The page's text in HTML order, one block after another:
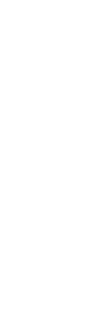
3 deuren
5 deuren